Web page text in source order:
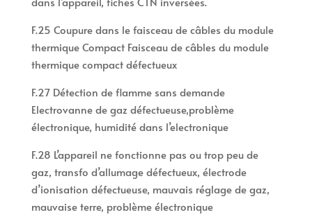
F.25 Coupure dans le faisceau de câbles du module
thermique Compact Faisceau de câbles du module
thermique compact défectueux
F.27 Détection de flamme sans demande
Electrovanne de gaz défectueuse,problème
électronique, humidité dans l’electronique
F.28 L’appareil ne fonctionne pas ou trop peu de
gaz, transfo d’allumage défectueux, électrode
d’ionisation défectueuse, mauvais réglage de gaz,
mauvaise terre, problème électronique